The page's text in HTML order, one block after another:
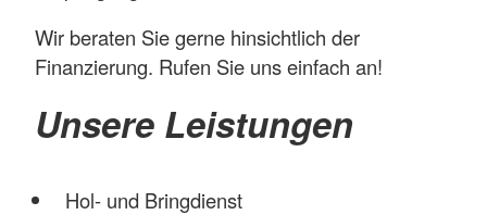
Wir beraten Sie gerne hinsichtlich der
Finanzierung. Rufen Sie uns einfach an!
Unsere Leistungen
Hol- und Bringdienst